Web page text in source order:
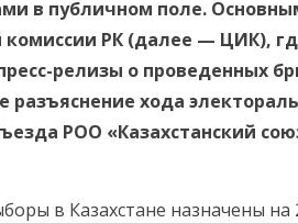
в публичном поле.
комиссии РК (далее — ЦИК),
релизы о проведенных
хода
РОО «Казахстанский
в Казахстане назначены на